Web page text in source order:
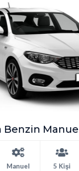
Benzin Manuel
Manuel 5 Kişi